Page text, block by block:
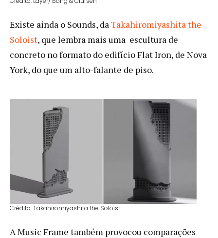
Existe ainda o Sounds, daTakahiromiyashita the
Soloist, que lembra mais uma escultura de
concreto no formato do edifício Flat Iron, de Nova
York, do que um alto-falante de piso.
Crédito: Takahiromiyashita the Soloist
A Music Frame também provocou comparações